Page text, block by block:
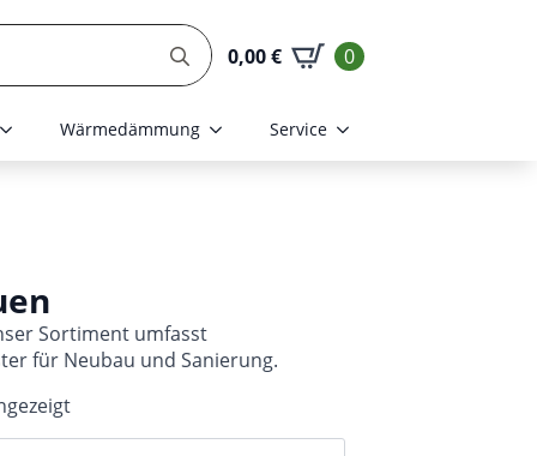
Search
for:0,00€ 0
Wärmedämmung Service
Sortiment umfasst
für Neubau und Sanierung.